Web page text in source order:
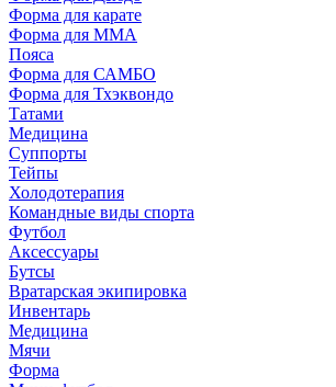
Форма для карате
Форма для MMA
Пояса
Форма для САМБО
Форма для Тхэквондо
Татами
Медицина
Суппорты
Тейпы
Холодотерапия
Командные виды спорта
Футбол
Аксессуары
Бутсы
Вратарская экипировка
Инвентарь
Медицина
Мячи
Форма